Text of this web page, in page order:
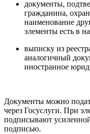
документы,
гражданина,
наименование
элементы есть в
выписку из
аналогичный
иностранное
Документы можно
через Госуслуги. При
подписывают
подписью.